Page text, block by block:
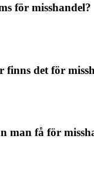
för misshandel?
finns det för
man få för